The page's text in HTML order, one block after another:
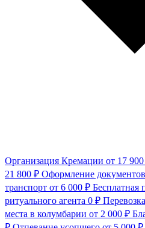
Организация Кремации от 17
21 800 ₽ Оформление документов
транспорт от 6 000 ₽ Бесплатная
ритуального агента 0 ₽
места в колумбарии от 2 000 ₽